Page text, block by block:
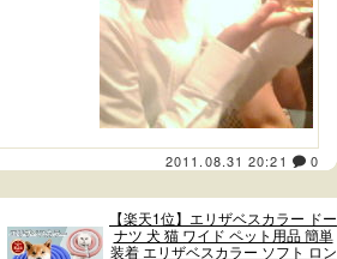
2011.08.31 20:21 0
【楽天1位】エリザベスカラー ドー
ナツ 犬 猫 ワイド ペット用品 簡単
装着 エリザベスカラー ソフト ロン